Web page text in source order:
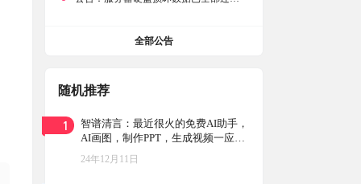
全部公告
随机推荐
1
智谱清言：最近很火的免费AI助手，
AI画图，制作PPT，生成视频一应俱
全
24年12月11日